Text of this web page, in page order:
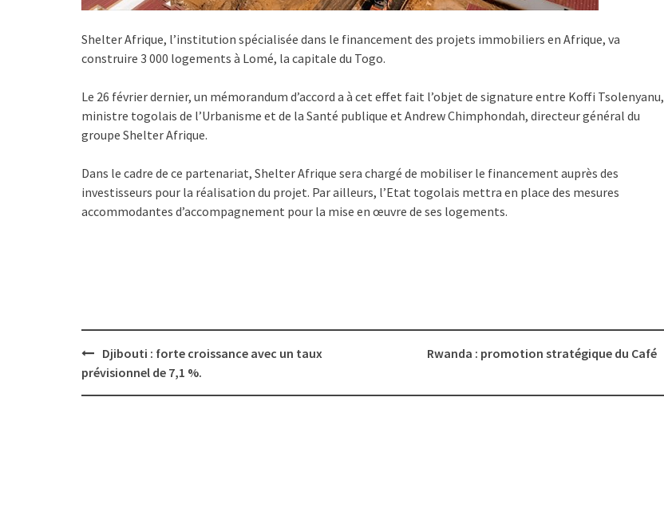
Shelter Afrique, l’institution spécialisée dans le financement des projets immobiliers en Afrique, va
construire 3 000 logements à Lomé, la capitale du Togo.
Le 26 février dernier, un mémorandum d’accord a à cet effet fait l’objet de signature entre Koffi Tsolenyanu,
ministre togolais de l’Urbanisme et de la Santé publique et Andrew Chimphondah, directeur général du
groupe Shelter Afrique.
Dans le cadre de ce partenariat, Shelter Afrique sera chargé de mobiliser le financement auprès des
investisseurs pour la réalisation du projet. Par ailleurs, l’Etat togolais mettra en place des mesures
accommodantes d’accompagnement pour la mise en œuvre de ses logements.
Post
navigation
Djibouti : forte croissance avec un taux
prévisionnel de 7,1 %.
Rwanda : promotion stratégique du Café